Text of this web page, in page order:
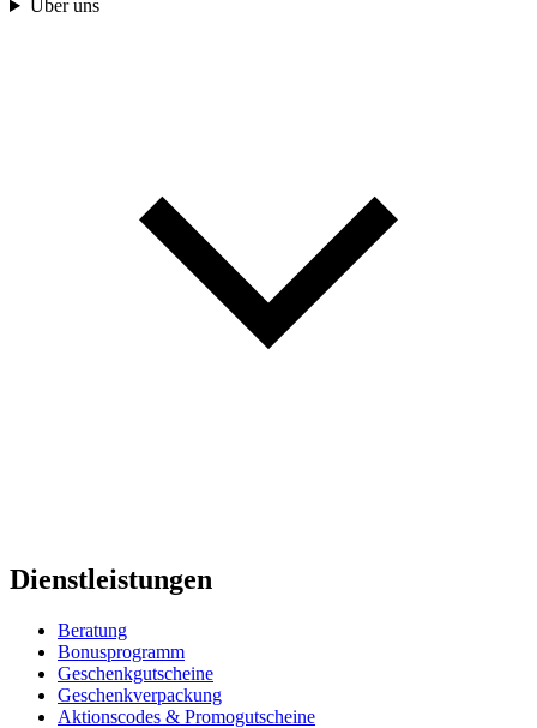
Über uns
Dienstleistungen
Beratung
Bonusprogramm
Geschenkgutscheine
Geschenkverpackung
Aktionscodes & Promogutscheine